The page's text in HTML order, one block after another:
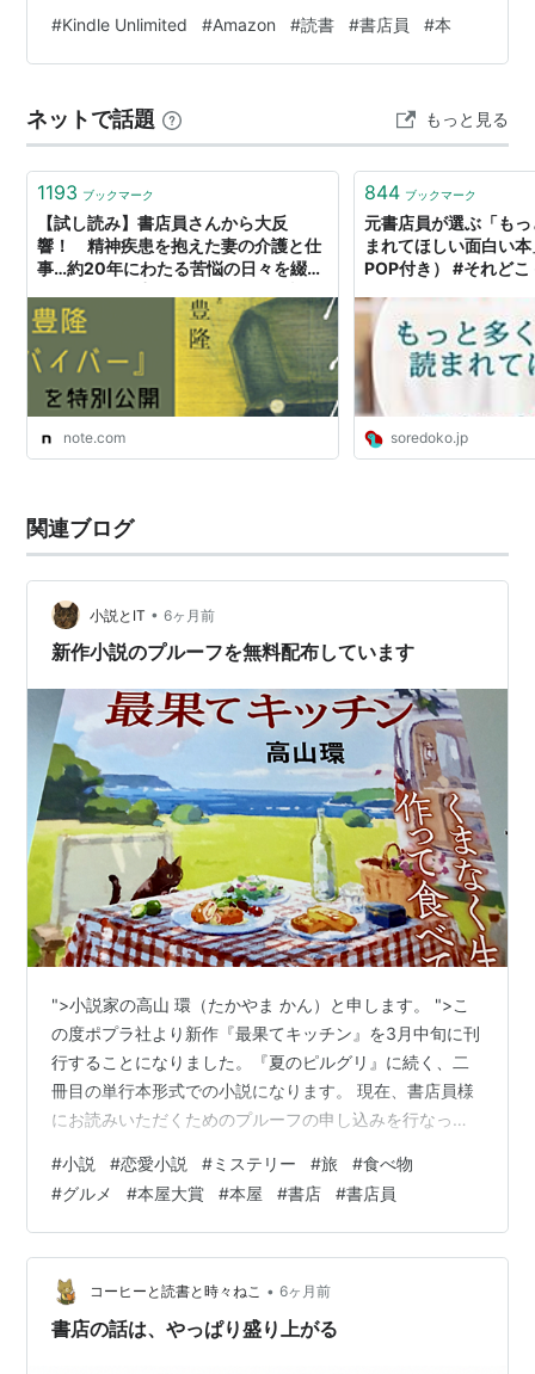
まとめて解説します。 ゴリ部長僕はKindle Unlimitedは大
型キャンペーンが来るたびに登録・解約を繰り返してき
認してみて！ ▶2026年8月開催中のKindle Unlimitedキャ
ンペーンを…
#Kindle Unlimited #Amazon #読書 #書店員 #本
ネットで話題 もっと見る
1193 ブックマーク
【試し読み】書店員さんから大反
響！ 精神疾患を抱えた妻の介護と仕
事…約20年にわたる苦悩の日々を綴っ
新聞出版さんぽ
note.com
844 ブックマーク
元書店員が選ぶ「も
まれてほしい面白い
POP付き） #それど
soredoko.jp
関連ブログ
小説とIT • 6ヶ月前
新作小説のプルーフを無料配布しています
">小説家の高山 環（たかやま かん）と申します。 ">こ
の度ポプラ社より新作『最果てキッチン』を3月中旬に刊
行することになりました。『夏のピルグリ』に続く、二
冊目の単行本形式での小説になります。 現在、書店員様
にお読みいただくためのプルーフの申し込みを行なって
料理人が旅に出て、素敵な食材と人々に会い、再生して
いく物語です。妻が残した箱の鍵を見つけるために、妻
が撮影した場所を探して、九州の地を車で巡ります。料
理と旅、そこに謎が合わさった、心に沁みる物語ができ
たとと自負しております。 前作から一年半の時間をかけ
て、じっくり煮込んだシチューのよう…
#小説 #恋愛小説 #ミステリー #旅 #食べ物
#グルメ #本屋大賞 #本屋 #書店 #書店員
コーヒーと読書と時々ねこ • 6ヶ月前
書店の話は、やっぱり盛り上がる